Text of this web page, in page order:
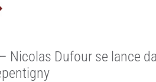
Nicolas Dufour se lance